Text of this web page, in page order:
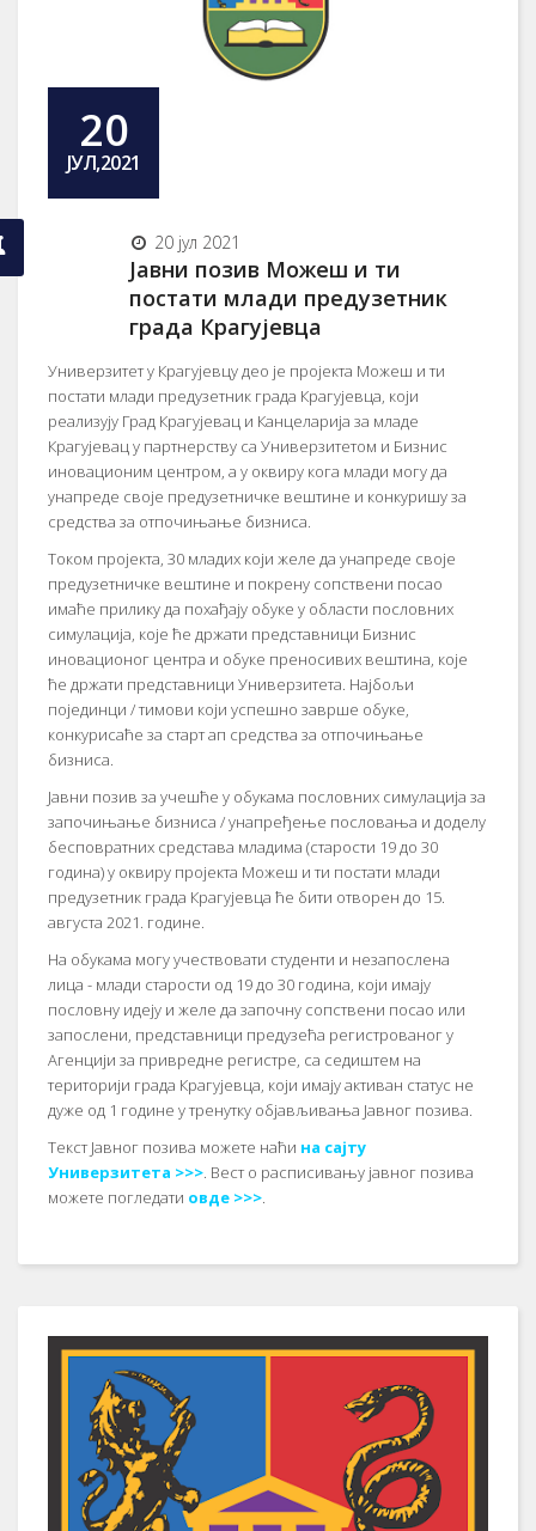
20
ЈУЛ,2021
20 јул 2021
Јавни позив Можеш и ти
постати млади предузетник
града Крагујевца
Универзитет у Крагујевцу део је пројекта Можеш и ти
постати млади предузетник града Крагујевца, који
реализују Град Крагујевац и Канцеларија за младе
Крагујевац у партнерству са Универзитетом и Бизнис
иновационим центром, а у оквиру кога млади могу да
унапреде своје предузетничке вештине и конкуришу за
средства за отпочињање бизниса.
Током пројекта, 30 младих који желе да унапреде своје
предузетничке вештине и покрену сопствени посао
имаће прилику да похађају обуке у области пословних
симулација, које ће држати представници Бизнис
иновационог центра и обуке преносивих вештина, које
ће држати представници Универзитета. Најбољи
појединци / тимови који успешно заврше обуке,
конкурисаће за старт ап средства за отпочињање
бизниса.
Јавни позив за учешће у обукама пословних симулација за
започињање бизниса / унапређење пословања и доделу
бесповратних средстава младима (старости 19 до 30
година) у оквиру пројекта Можеш и ти постати млади
предузетник града Крагујевца ће бити отворен до 15.
августа 2021. године.
На обукама могу учествовати студенти и незапослена
лица - млади старости од 19 до 30 година, који имају
пословну идеју и желе да започну сопствени посао или
запослени, представници предузећа регистрованог у
Агенцији за привредне регистре, са седиштем на
територији града Крагујевца, који имају активан статус не
дуже од 1 године у тренутку објављивања Јавног позива.
Текст Јавног позива можете наћи на сајту
Универзитета >>>. Вест о расписивању јавног позива
можете погледати овде >>>.